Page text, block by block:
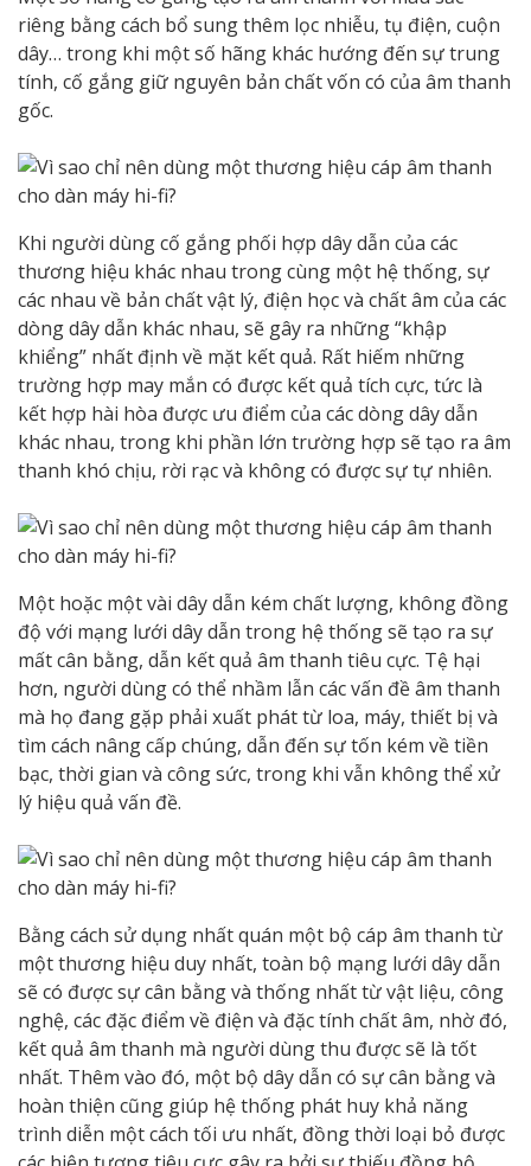
riêng bằng cách bổ sung thêm lọc nhiễu, tụ điện, cuộn
dây… trong khi một số hãng khác hướng đến sự trung
tính, cố gắng giữ nguyên bản chất vốn có của âm thanh
gốc.
Khi người dùng cố gắng phối hợp dây dẫn của các
thương hiệu khác nhau trong cùng một hệ thống, sự
các nhau về bản chất vật lý, điện học và chất âm của các
dòng dây dẫn khác nhau, sẽ gây ra những “khập
khiểng” nhất định về mặt kết quả. Rất hiếm những
trường hợp may mắn có được kết quả tích cực, tức là
kết hợp hài hòa được ưu điểm của các dòng dây dẫn
khác nhau, trong khi phần lớn trường hợp sẽ tạo ra âm
thanh khó chịu, rời rạc và không có được sự tự nhiên.
Một hoặc một vài dây dẫn kém chất lượng, không đồng
độ với mạng lưới dây dẫn trong hệ thống sẽ tạo ra sự
mất cân bằng, dẫn kết quả âm thanh tiêu cực. Tệ hại
hơn, người dùng có thể nhầm lẫn các vấn đề âm thanh
mà họ đang gặp phải xuất phát từ loa, máy, thiết bị và
tìm cách nâng cấp chúng, dẫn đến sự tốn kém về tiền
bạc, thời gian và công sức, trong khi vẫn không thể xử
lý hiệu quả vấn đề.
Bằng cách sử dụng nhất quán một bộ cáp âm thanh từ
một thương hiệu duy nhất, toàn bộ mạng lưới dây dẫn
sẽ có được sự cân bằng và thống nhất từ vật liệu, công
nghệ, các đặc điểm về điện và đặc tính chất âm, nhờ đó,
kết quả âm thanh mà người dùng thu được sẽ là tốt
nhất. Thêm vào đó, một bộ dây dẫn có sự cân bằng và
hoàn thiện cũng giúp hệ thống phát huy khả năng
trình diễn một cách tối ưu nhất, đồng thời loại bỏ được